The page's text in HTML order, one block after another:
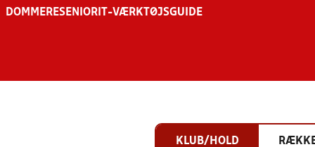
DOMMERESENIOR IT-VÆRKTØJSGUIDE
KLUB/HOLD